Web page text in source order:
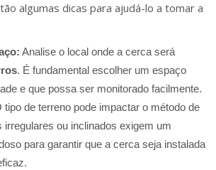
algumas dicas para ajudá-lo a tomar a
Analise o local onde a cerca será
. É fundamental escolher um espaço
e que possa ser monitorado facilmente.
tipo de terreno pode impactar o método de
irregulares ou inclinados exigem um
para garantir que a cerca seja instalada